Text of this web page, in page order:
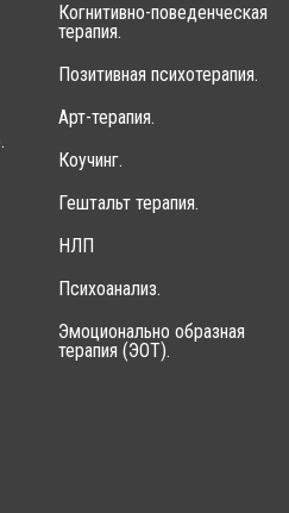
Когнитивно-поведенческая
терапия.
Позитивная психотерапия.
Арт-терапия.
Коучинг.
Гештальт терапия.
НЛП
Психоанализ.
Эмоционально образная
терапия (ЭОТ).